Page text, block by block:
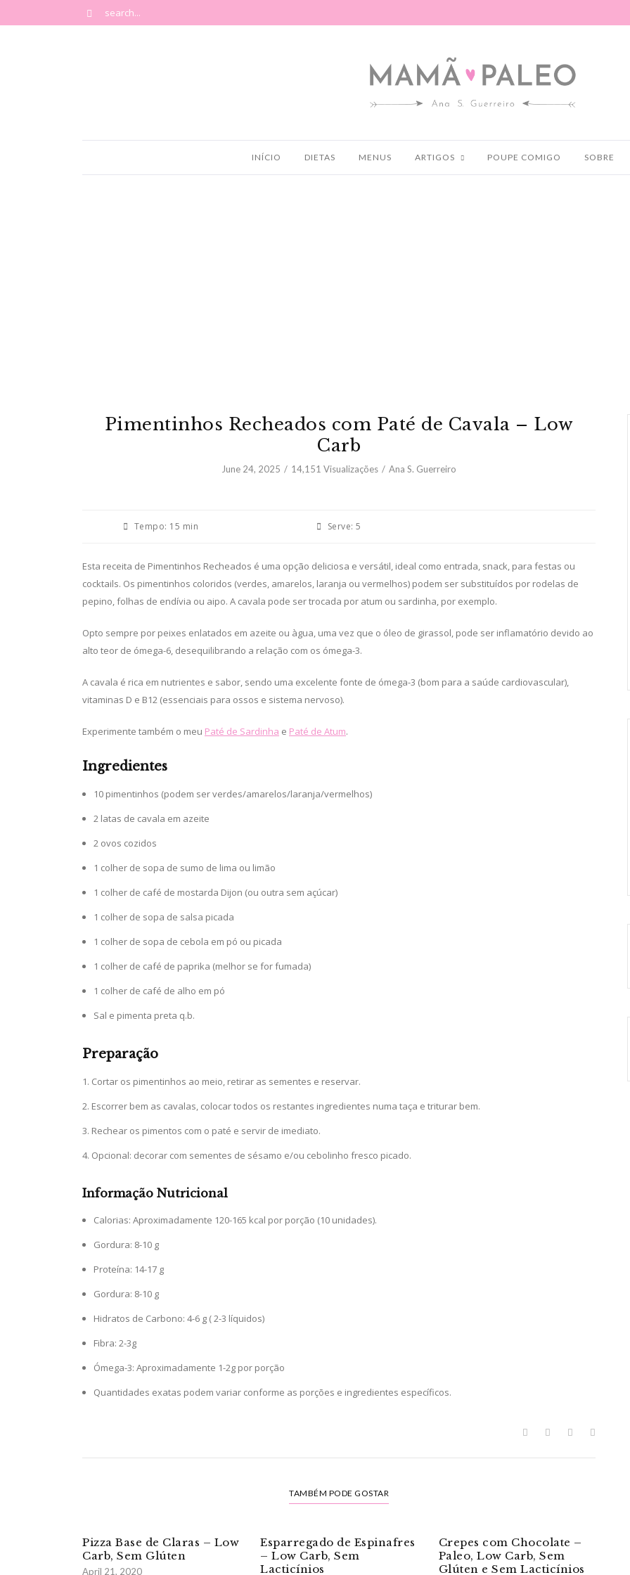
INÍCIO DIETAS MENUS ARTIGOS POUPE COMIGO SOBRE
Pimentinhos Recheados com Paté de Cavala – Low
Carb
June 24, 2025 14,151 Visualizações Ana S. Guerreiro
Tempo: 15 min Serve: 5
Esta receita de Pimentinhos Recheados é uma opção deliciosa e versátil, ideal como entrada, snack, para festas ou
cocktails. Os pimentinhos coloridos (verdes, amarelos, laranja ou vermelhos) podem ser substituídos por rodelas de
pepino, folhas de endívia ou aipo. A cavala pode ser trocada por atum ou sardinha, por exemplo.
Opto sempre por peixes enlatados em azeite ou àgua, uma vez que o óleo de girassol, pode ser inflamatório devido ao
alto teor de ómega-6, desequilibrando a relação com os ómega-3.
A cavala é rica em nutrientes e sabor, sendo uma excelente fonte de ómega-3 (bom para a saúde cardiovascular),
vitaminas D e B12 (essenciais para ossos e sistema nervoso).
Experimente também o meu Paté de Sardinha e Paté de Atum.
Ingredientes
10 pimentinhos (podem ser verdes/amarelos/laranja/vermelhos)
2 latas de cavala em azeite
2 ovos cozidos
1 colher de sopa de sumo de lima ou limão
1 colher de café de mostarda Dijon (ou outra sem açúcar)
1 colher de sopa de salsa picada
1 colher de sopa de cebola em pó ou picada
1 colher de café de paprika (melhor se for fumada)
1 colher de café de alho em pó
Sal e pimenta preta q.b.
Preparação
Cortar os pimentinhos ao meio, retirar as sementes e reservar.
Escorrer bem as cavalas, colocar todos os restantes ingredientes numa taça e triturar bem.
Rechear os pimentos com o paté e servir de imediato.
Opcional: decorar com sementes de sésamo e/ou cebolinho fresco picado.
Informação Nutricional
Calorias: Aproximadamente 120-165 kcal por porção (10 unidades).
Gordura: 8-10 g
Proteína: 14-17 g
Gordura: 8-10 g
Hidratos de Carbono: 4-6 g ( 2-3 líquidos)
Fibra: 2-3g
Ómega-3: Aproximadamente 1-2g por porção
Quantidades exatas podem variar conforme as porções e ingredientes específicos.
TAMBÉM PODE GOSTAR
Pizza Base de Claras – Low
Carb, Sem Glúten
April 21, 2020
Esparregado de Espinafres
– Low Carb, Sem
Lacticínios
Crepes com Chocolate –
Paleo, Low Carb, Sem
Glúten e Sem Lacticínios